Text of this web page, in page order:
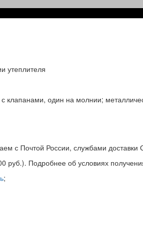
утеплителя
один на молнии;
с Почтой России, службами доставки
Подробнее об условиях
;